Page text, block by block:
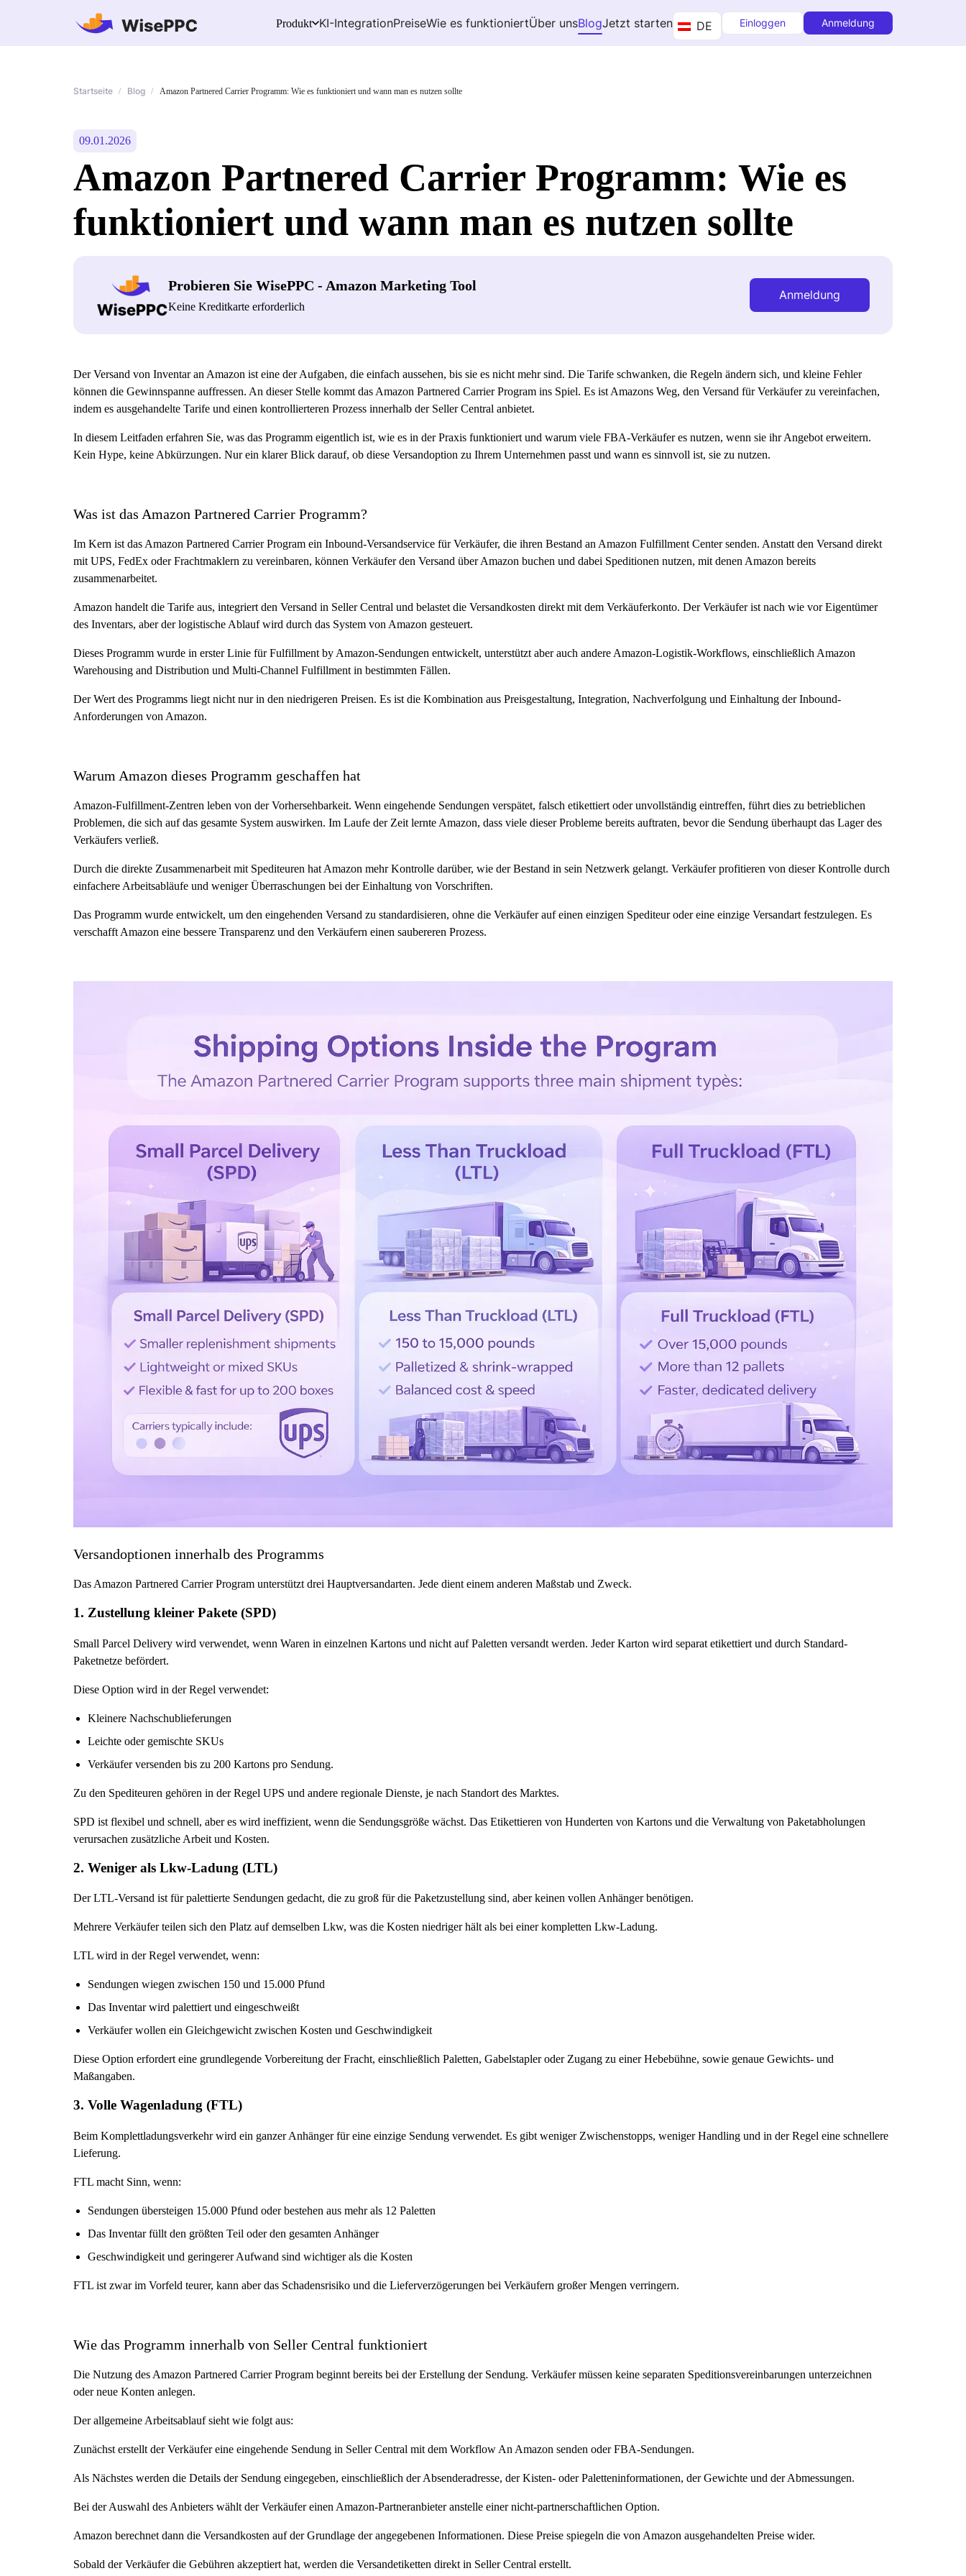
Produkt KI-IntegrationPreiseWie es funktioniertÜber unsBlogJetzt starten DE Einloggen Anmeldung
Startseite / Blog / Amazon Partnered Carrier Programm: Wie es funktioniert und wann man es nutzen sollte
09.01.2026
Amazon Partnered Carrier Programm: Wie es
funktioniert und wann man es nutzen sollte
Probieren Sie WisePPC - Amazon Marketing Tool
Keine Kreditkarte erforderlich
Anmeldung
Der Versand von Inventar an Amazon ist eine der Aufgaben, die einfach aussehen, bis sie es nicht mehr sind. Die Tarife schwanken, die Regeln ändern sich, und kleine Fehler
können die Gewinnspanne auffressen. An dieser Stelle kommt das Amazon Partnered Carrier Program ins Spiel. Es ist Amazons Weg, den Versand für Verkäufer zu vereinfachen,
indem es ausgehandelte Tarife und einen kontrollierteren Prozess innerhalb der Seller Central anbietet.
In diesem Leitfaden erfahren Sie, was das Programm eigentlich ist, wie es in der Praxis funktioniert und warum viele FBA-Verkäufer es nutzen, wenn sie ihr Angebot erweitern.
Kein Hype, keine Abkürzungen. Nur ein klarer Blick darauf, ob diese Versandoption zu Ihrem Unternehmen passt und wann es sinnvoll ist, sie zu nutzen.
Was ist das Amazon Partnered Carrier Programm?
Im Kern ist das Amazon Partnered Carrier Program ein Inbound-Versandservice für Verkäufer, die ihren Bestand an Amazon Fulfillment Center senden. Anstatt den Versand direkt
mit UPS, FedEx oder Frachtmaklern zu vereinbaren, können Verkäufer den Versand über Amazon buchen und dabei Speditionen nutzen, mit denen Amazon bereits
zusammenarbeitet.
Amazon handelt die Tarife aus, integriert den Versand in Seller Central und belastet die Versandkosten direkt mit dem Verkäuferkonto. Der Verkäufer ist nach wie vor Eigentümer
des Inventars, aber der logistische Ablauf wird durch das System von Amazon gesteuert.
Dieses Programm wurde in erster Linie für Fulfillment by Amazon-Sendungen entwickelt, unterstützt aber auch andere Amazon-Logistik-Workflows, einschließlich Amazon
Warehousing and Distribution und Multi-Channel Fulfillment in bestimmten Fällen.
Der Wert des Programms liegt nicht nur in den niedrigeren Preisen. Es ist die Kombination aus Preisgestaltung, Integration, Nachverfolgung und Einhaltung der Inbound-
Anforderungen von Amazon.
Warum Amazon dieses Programm geschaffen hat
Amazon-Fulfillment-Zentren leben von der Vorhersehbarkeit. Wenn eingehende Sendungen verspätet, falsch etikettiert oder unvollständig eintreffen, führt dies zu betrieblichen
Problemen, die sich auf das gesamte System auswirken. Im Laufe der Zeit lernte Amazon, dass viele dieser Probleme bereits auftraten, bevor die Sendung überhaupt das Lager des
Verkäufers verließ.
Durch die direkte Zusammenarbeit mit Spediteuren hat Amazon mehr Kontrolle darüber, wie der Bestand in sein Netzwerk gelangt. Verkäufer profitieren von dieser Kontrolle durch
einfachere Arbeitsabläufe und weniger Überraschungen bei der Einhaltung von Vorschriften.
Das Programm wurde entwickelt, um den eingehenden Versand zu standardisieren, ohne die Verkäufer auf einen einzigen Spediteur oder eine einzige Versandart festzulegen. Es
verschafft Amazon eine bessere Transparenz und den Verkäufern einen saubereren Prozess.
Versandoptionen innerhalb des Programms
Das Amazon Partnered Carrier Program unterstützt drei Hauptversandarten. Jede dient einem anderen Maßstab und Zweck.
1. Zustellung kleiner Pakete (SPD)
Small Parcel Delivery wird verwendet, wenn Waren in einzelnen Kartons und nicht auf Paletten versandt werden. Jeder Karton wird separat etikettiert und durch Standard-
Paketnetze befördert.
Diese Option wird in der Regel verwendet:
Kleinere Nachschublieferungen
Leichte oder gemischte SKUs
Verkäufer versenden bis zu 200 Kartons pro Sendung.
Zu den Spediteuren gehören in der Regel UPS und andere regionale Dienste, je nach Standort des Marktes.
SPD ist flexibel und schnell, aber es wird ineffizient, wenn die Sendungsgröße wächst. Das Etikettieren von Hunderten von Kartons und die Verwaltung von Paketabholungen
verursachen zusätzliche Arbeit und Kosten.
2. Weniger als Lkw-Ladung (LTL)
Der LTL-Versand ist für palettierte Sendungen gedacht, die zu groß für die Paketzustellung sind, aber keinen vollen Anhänger benötigen.
Mehrere Verkäufer teilen sich den Platz auf demselben Lkw, was die Kosten niedriger hält als bei einer kompletten Lkw-Ladung.
LTL wird in der Regel verwendet, wenn:
Sendungen wiegen zwischen 150 und 15.000 Pfund
Das Inventar wird palettiert und eingeschweißt
Verkäufer wollen ein Gleichgewicht zwischen Kosten und Geschwindigkeit
Diese Option erfordert eine grundlegende Vorbereitung der Fracht, einschließlich Paletten, Gabelstapler oder Zugang zu einer Hebebühne, sowie genaue Gewichts- und
Maßangaben.
3. Volle Wagenladung (FTL)
Beim Komplettladungsverkehr wird ein ganzer Anhänger für eine einzige Sendung verwendet. Es gibt weniger Zwischenstopps, weniger Handling und in der Regel eine schnellere
Lieferung.
FTL macht Sinn, wenn:
Sendungen übersteigen 15.000 Pfund oder bestehen aus mehr als 12 Paletten
Das Inventar füllt den größten Teil oder den gesamten Anhänger
Geschwindigkeit und geringerer Aufwand sind wichtiger als die Kosten
FTL ist zwar im Vorfeld teurer, kann aber das Schadensrisiko und die Lieferverzögerungen bei Verkäufern großer Mengen verringern.
Wie das Programm innerhalb von Seller Central funktioniert
Die Nutzung des Amazon Partnered Carrier Program beginnt bereits bei der Erstellung der Sendung. Verkäufer müssen keine separaten Speditionsvereinbarungen unterzeichnen
oder neue Konten anlegen.
Der allgemeine Arbeitsablauf sieht wie folgt aus:
Zunächst erstellt der Verkäufer eine eingehende Sendung in Seller Central mit dem Workflow An Amazon senden oder FBA-Sendungen.
Als Nächstes werden die Details der Sendung eingegeben, einschließlich der Absenderadresse, der Kisten- oder Paletteninformationen, der Gewichte und der Abmessungen.
Bei der Auswahl des Anbieters wählt der Verkäufer einen Amazon-Partneranbieter anstelle einer nicht-partnerschaftlichen Option.
Amazon berechnet dann die Versandkosten auf der Grundlage der angegebenen Informationen. Diese Preise spiegeln die von Amazon ausgehandelten Preise wider.
Sobald der Verkäufer die Gebühren akzeptiert hat, werden die Versandetiketten direkt in Seller Central erstellt.